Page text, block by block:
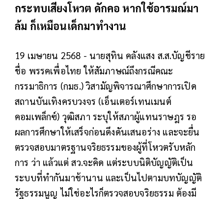
กระทบเสียงโหวต ดักคอ หากใช้อารมณ์มา
ล้ม ก็เหมือนเด็กมาทำงาน
19 เมษายน 2568 - นายสุทิน คลังแสง ส.ส.บัญชีราย
ชื่อ พรรคเพื่อไทย ให้สัมภาษณ์ถึงกรณีคณะ
กรรมาธิการ (กมธ.) วิสามัญพิจารณาศึกษาการเปิด
สถานบันเทิงครบวงจร (เอ็นเตอร์เทนเมนต์
คอมเพล็กซ์) วุฒิสภา ระบุให้สภาผู้แทนราษฎร รอ
ผลการศึกษาให้เสร็จก่อนดึงดันเสนอร่าง และจะยื่น
ตรวจสอบมาตรฐานจริยธรรมของผู้ที่โหวตรับหลัก
การ ว่า แล้วแต่ สว.จะคิด แต่ระบบนิติบัญญัติเป็น
ระบบที่ทำกันมาช้านาน และเป็นไปตามบทบัญญัติ
รัฐธรรมนูญ ไม่ใช่อะไรก็ตรวจสอบจริยธรรม ต้องมี